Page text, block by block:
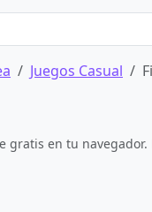
Juegos Casual
gratis en tu